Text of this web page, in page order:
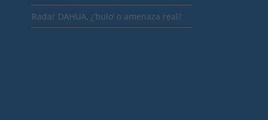
Radar DAHUA, ¿’bulo’ o amenaza real?